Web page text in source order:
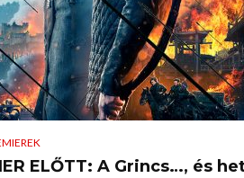
ELŐTT: A Grincs…, és